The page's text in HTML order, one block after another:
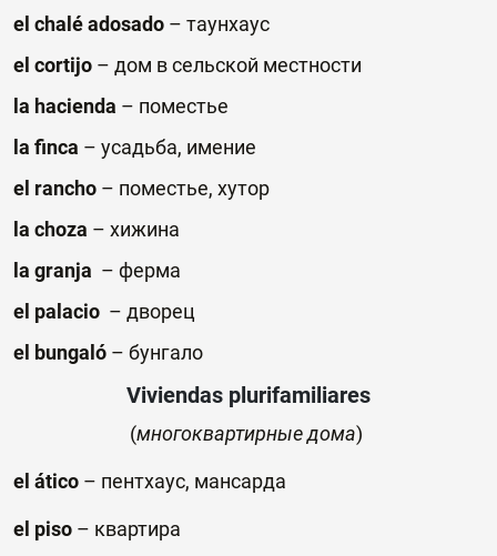
el chal éadosado – таунхаус
el cortijo – дом в сельской местности
la hacienda – поместье
la finca – усадьба, имение
el rancho – поместье, хутор
la choza – хижина
la granja – ферма
el palacio – дворец
el bungaló – бунгало
Viviendas plurifamiliares
(многоквартирные дома)
el ático – пентхаус, мансарда
el piso – квартира